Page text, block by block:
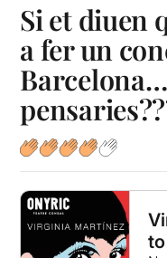
Si et diuen
a fer un